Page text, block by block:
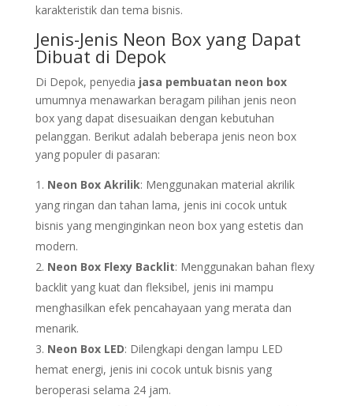
karakteristik dan tema bisnis.
Jenis-Jenis Neon Box yang Dapat
Dibuat di Depok
Di Depok, penyedia jasa pembuatan neon box
umumnya menawarkan beragam pilihan jenis neon
box yang dapat disesuaikan dengan kebutuhan
pelanggan. Berikut adalah beberapa jenis neon box
yang populer di pasaran:
Neon Box Akrilik: Menggunakan material akrilik
yang ringan dan tahan lama, jenis ini cocok untuk
bisnis yang menginginkan neon box yang estetis dan
modern.
Neon Box Flexy Backlit: Menggunakan bahan flexy
backlit yang kuat dan fleksibel, jenis ini mampu
menghasilkan efek pencahayaan yang merata dan
menarik.
Neon Box LED: Dilengkapi dengan lampu LED
hemat energi, jenis ini cocok untuk bisnis yang
beroperasi selama 24 jam.